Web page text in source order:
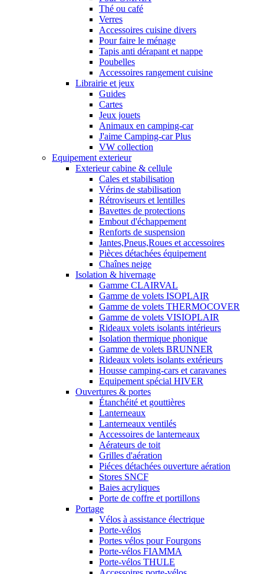
Thé ou café
Verres
Accessoires cuisine divers
Pour faire le ménage
Tapis anti dérapant et nappe
Poubelles
Accessoires rangement cuisine
Librairie et jeux
Guides
Cartes
Jeux jouets
Animaux en camping-car
J'aime Camping-car Plus
VW collection
Equipement exterieur
Exterieur cabine & cellule
Cales et stabilisation
Vérins de stabilisation
Rétroviseurs et lentilles
Bavettes de protections
Embout d'échappement
Renforts de suspension
Jantes,Pneus,Roues et accessoires
Pièces détachées équipement
Chaînes neige
Isolation & hivernage
Gamme CLAIRVAL
Gamme de volets ISOPLAIR
Gamme de volets THERMOCOVER
Gamme de volets VISIOPLAIR
Rideaux volets isolants intérieurs
Isolation thermique phonique
Gamme de volets BRUNNER
Rideaux volets isolants extérieurs
Housse camping-cars et caravanes
Equipement spécial HIVER
Ouvertures & portes
Étanchéité et gouttières
Lanterneaux
Lanterneaux ventilés
Accessoires de lanterneaux
Aérateurs de toit
Grilles d'aération
Piéces détachées ouverture aération
Stores SNCF
Baies acryliques
Porte de coffre et portillons
Portage
Vélos à assistance électrique
Porte-vélos
Portes vélos pour Fourgons
Porte-vélos FIAMMA
Porte-vélos THULE